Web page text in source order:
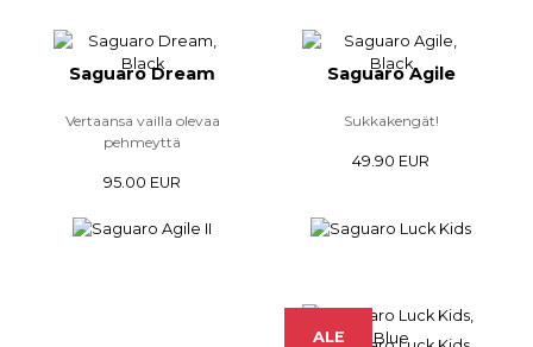
Saguaro Dream
Vertaansa vailla olevaa
pehmeyttä
95.00 EUR
Saguaro Agile
Sukkakengät!
49.90 EUR
ALE